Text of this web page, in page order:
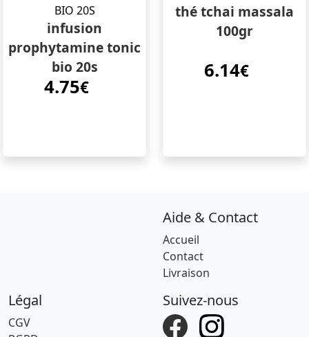
infusion
prophytamine tonic
bio 20s
4.75€
thé tchai massala
100gr
6.14€
Aide & Contact
Accueil
Contact
Livraison
Légal
CGV
Suivez-nous